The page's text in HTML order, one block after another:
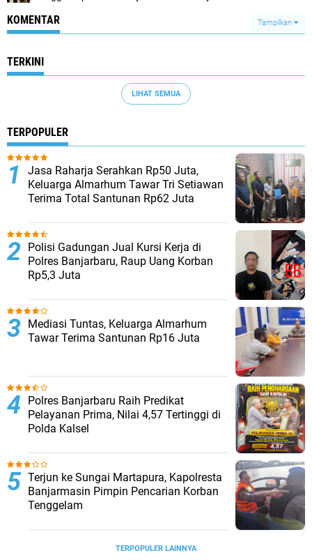
KOMENTAR Tampilkan
TERKINI
LIHAT SEMUA
TERPOPULER
Jasa Raharja Serahkan Rp50 Juta,
Keluarga Almarhum Tawar Tri Setiawan
Terima Total Santunan Rp62 Juta
Polisi Gadungan Jual Kursi Kerja di
Polres Banjarbaru, Raup Uang Korban
Rp5,3 Juta
Mediasi Tuntas, Keluarga Almarhum
Tawar Terima Santunan Rp16 Juta
Polres Banjarbaru Raih Predikat
Pelayanan Prima, Nilai 4,57 Tertinggi di
Polda Kalsel
Terjun ke Sungai Martapura, Kapolresta
Banjarmasin Pimpin Pencarian Korban
Tenggelam
TERPOPULER LAINNYA